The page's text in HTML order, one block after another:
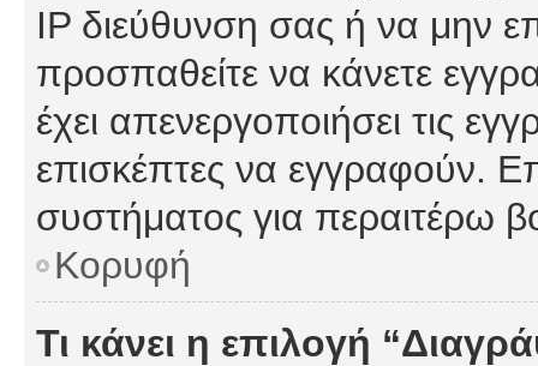
IP διεύθυνση σας ή να μην
προσπαθείτε να κάνετε
έχει απενεργοποιήσει τις
επισκέπτες να εγγραφούν.
συστήματος για περαιτέρω
Κορυφή
Τι κάνει η επιλογή